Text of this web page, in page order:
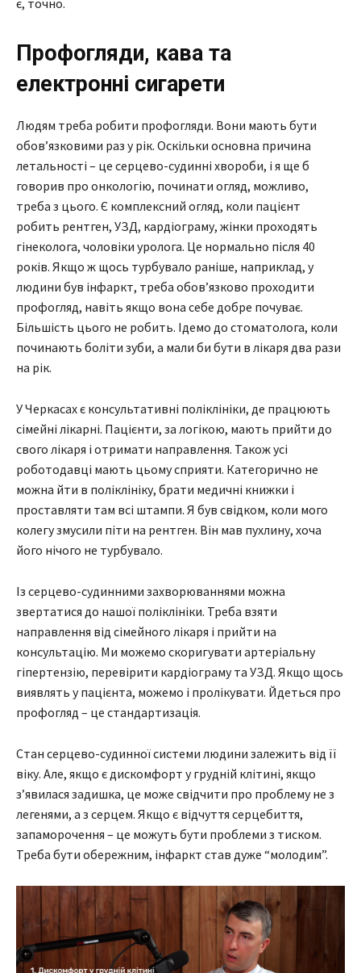
є, точно.
Профогляди, кава та
електронні сигарети
Людям треба робити профогляди. Вони мають бути
обов’язковими раз у рік. Оскільки основна причина
летальності – це серцево-судинні хвороби, і я ще б
говорив про онкологію, починати огляд, можливо,
треба з цього. Є комплексний огляд, коли пацієнт
робить рентген, УЗД, кардіограму, жінки проходять
гінеколога, чоловіки уролога. Це нормально після 40
років. Якщо ж щось турбувало раніше, наприклад, у
людини був інфаркт, треба обов’язково проходити
профогляд, навіть якщо вона себе добре почуває.
Більшість цього не робить. Ідемо до стоматолога, коли
починають боліти зуби, а мали би бути в лікаря два рази
на рік.
У Черкасах є консультативні поліклініки, де працюють
сімейні лікарні. Пацієнти, за логікою, мають прийти до
свого лікаря і отримати направлення. Також усі
роботодавці мають цьому сприяти. Категорично не
можна йти в поліклініку, брати медичні книжки і
проставляти там всі штампи. Я був свідком, коли мого
колегу змусили піти на рентген. Він мав пухлину, хоча
його нічого не турбувало.
Із серцево-судинними захворюваннями можна
звертатися до нашої поліклініки. Треба взяти
направлення від сімейного лікаря і прийти на
консультацію. Ми можемо скоригувати артеріальну
гіпертензію, перевірити кардіограму та УЗД. Якщо щось
виявлять у пацієнта, можемо і пролікувати. Йдеться про
профогляд – це стандартизація.
Стан серцево-судинної системи людини залежить від її
віку. Але, якщо є дискомфорт у грудній клітині, якщо
з’явилася задишка, це може свідчити про проблему не з
легенями, а з серцем. Якщо є відчуття серцебиття,
запаморочення – це можуть бути проблеми з тиском.
Треба бути обережним, інфаркт став дуже “молодим”.